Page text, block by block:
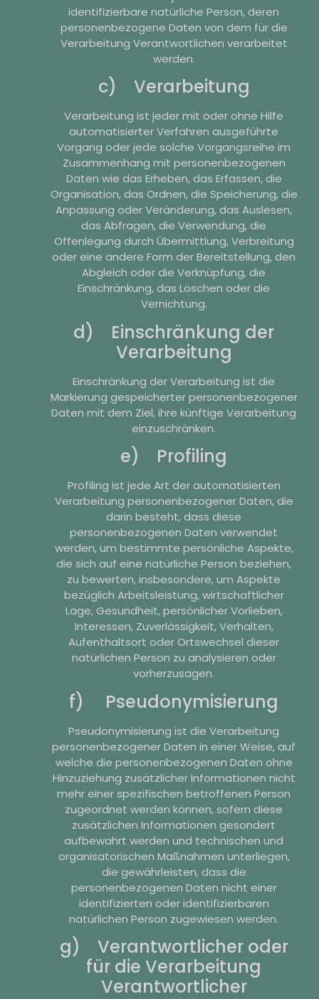
identifizierbare natürliche Person, deren
personenbezogene Daten von dem für die
Verarbeitung Verantwortlichen verarbeitet
werden.
c) Verarbeitung
Verarbeitung ist jeder mit oder ohne Hilfe
automatisierter Verfahren ausgeführte
Vorgang oder jede solche Vorgangsreihe im
Zusammenhang mit personenbezogenen
Daten wie das Erheben, das Erfassen, die
Organisation, das Ordnen, die Speicherung, die
Anpassung oder Veränderung, das Auslesen,
das Abfragen, die Verwendung, die
Offenlegung durch Übermittlung, Verbreitung
oder eine andere Form der Bereitstellung, den
Abgleich oder die Verknüpfung, die
Einschränkung, das Löschen oder die
Vernichtung.
d) Einschränkung der
Verarbeitung
Einschränkung der Verarbeitung ist die
Markierung gespeicherter personenbezogener
Daten mit dem Ziel, ihre künftige Verarbeitung
einzuschränken.
e) Profiling
Profiling ist jede Art der automatisierten
Verarbeitung personenbezogener Daten, die
darin besteht, dass diese
personenbezogenen Daten verwendet
werden, um bestimmte persönliche Aspekte,
die sich auf eine natürliche Person beziehen,
zu bewerten, insbesondere, um Aspekte
bezüglich Arbeitsleistung, wirtschaftlicher
Lage, Gesundheit, persönlicher Vorlieben,
Interessen, Zuverlässigkeit, Verhalten,
Aufenthaltsort oder Ortswechsel dieser
natürlichen Person zu analysieren oder
vorherzusagen.
f) Pseudonymisierung
Pseudonymisierung ist die Verarbeitung
personenbezogener Daten in einer Weise, auf
welche die personenbezogenen Daten ohne
Hinzuziehung zusätzlicher Informationen nicht
mehr einer spezifischen betroffenen Person
zugeordnet werden können, sofern diese
zusätzlichen Informationen gesondert
aufbewahrt werden und technischen und
organisatorischen Maßnahmen unterliegen,
die gewährleisten, dass die
personenbezogenen Daten nicht einer
identifizierten oder identifizierbaren
natürlichen Person zugewiesen werden.
g) Verantwortlicher oder
für die Verarbeitung
Verantwortlicher